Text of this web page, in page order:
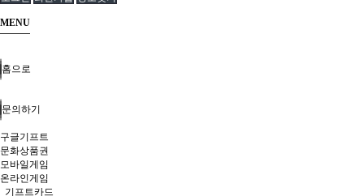
MENU
홈으로
문의하기
구글기프트
문화상품권
모바일게임
온라인게임
기프트카드